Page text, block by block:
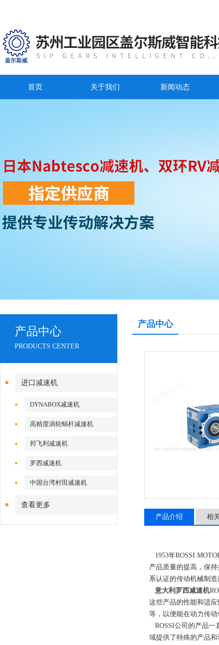
首页 关于我们 新闻动态
产品中心
PRODUCTS CENTER
进口减速机
DYNABOX减速机
高精度涡轮蜗杆减速机
邦飞利减速机
罗西减速机
中国台湾村田减速机
查看更多
产品中心
产品介绍 相
1953年ROSSI
产品质量的提高，保
系认证的传动机械制
意大利罗西减速机
这些产品的性能和适
等，以便能在动力传
ROSSI公司的产品一
域提供了特殊的产品